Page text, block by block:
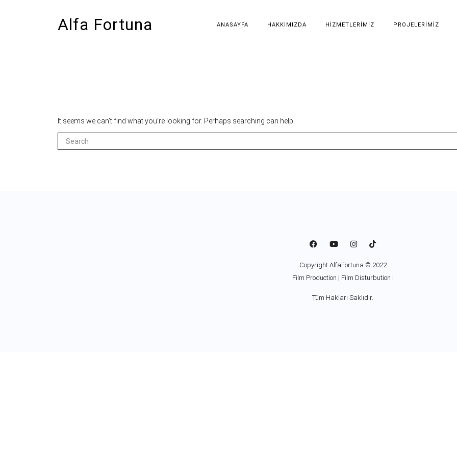
Alfa Fortuna ANASAYFA HAKKIMIZDA HIZMETLERIMIZ PROJELERIMIZ
It seems we can’t find what you’re looking for. Perhaps searching can help.
Copyright AlfaFortuna © 2022
Film Production | Film Disturbution |
Tüm Hakları Saklıdır.